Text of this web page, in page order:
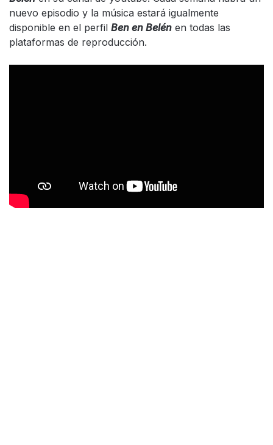
nuevo episodio y la música estará igualmente
disponible en el perfil Ben en Belén en todas las
plataformas de reproducción.